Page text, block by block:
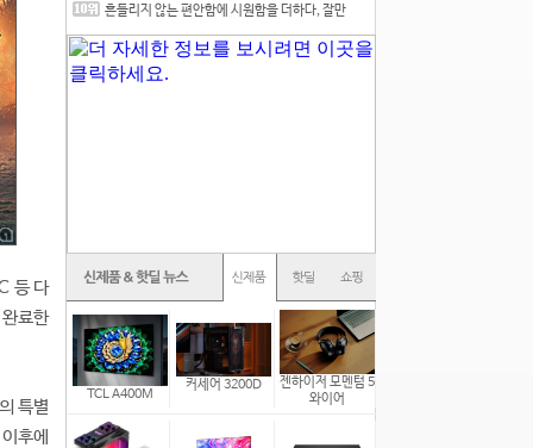
등 다
료한
특별
후에
흔들리지 않는 편안함에 시원함을 더하다, 잘만
TCL A400M
커세어 3200D
젠하이저 모멘텀 5
와이어